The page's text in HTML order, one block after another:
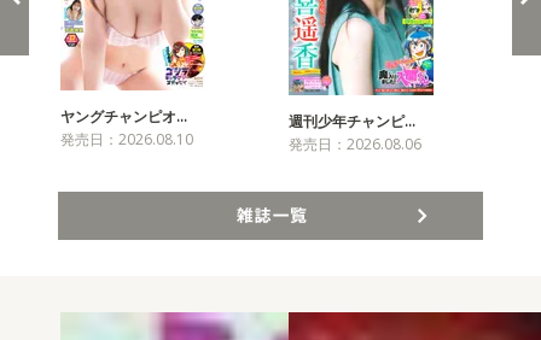
ヤングチャンピオ…
発売日：2026.08.10
週刊少年チャンピ…
発売日：2026.08.06